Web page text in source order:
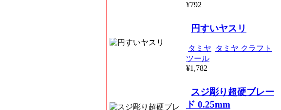
¥792
円すいヤスリ
タミヤ
タミヤ クラフト
ツール
¥1,782
スジ彫り超硬ブレー
ド 0.25mm